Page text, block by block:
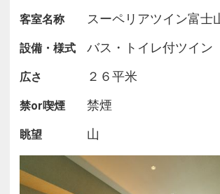
客室名称 スーペリアツイン富士
設備・様式 バス・トイレ付ツイン
広さ ２６平米
禁or喫煙 禁煙
眺望 山